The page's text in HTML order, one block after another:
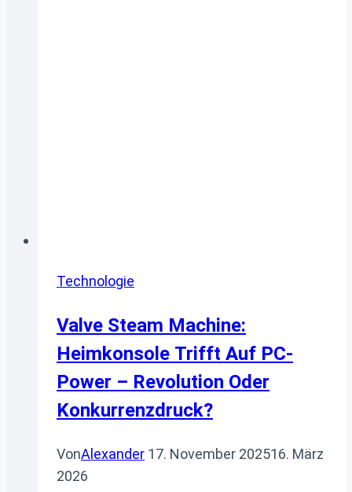
Technologie
Valve Steam Machine:
Heimkonsole Trifft Auf PC-
Power – Revolution Oder
Konkurrenzdruck?
VonAlexander 17. November 202516. März
2026